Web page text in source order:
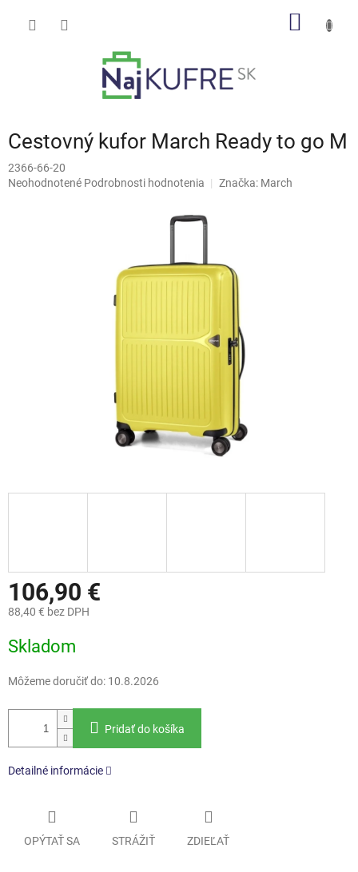
Cestovný kufor March Ready to go M
2366-66-20
Priemerné
Neohodnotené Podrobnosti hodnotenia Značka: March
106,90 €
88,40 € bez DPH
cena:
Skladom
Môžeme doručiť do: 10.8.2026
Pridať do košíka
Detailné informácie
OPÝTAŤ SA STRÁŽIŤ ZDIEĽAŤ